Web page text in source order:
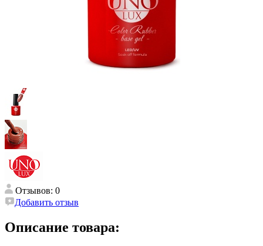
Отзывов: 0
Добавить отзыв
Описание товара: